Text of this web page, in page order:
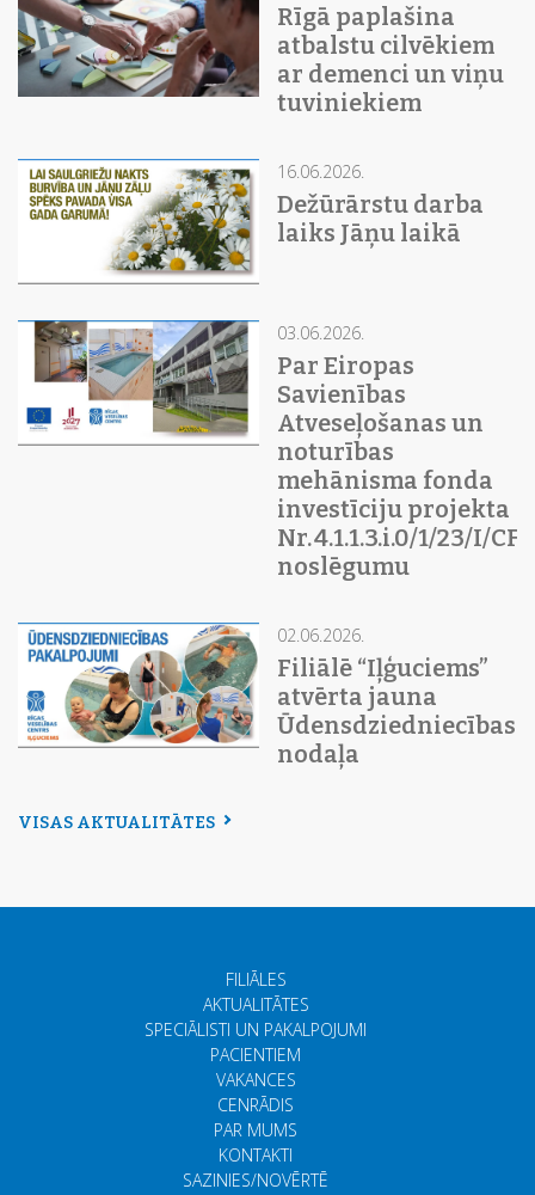
Rīgā paplašina
atbalstu cilvēkiem
ar demenci un viņu
tuviniekiem
16.06.2026.
Dežūrārstu darba
laiks Jāņu laikā
03.06.2026.
Par Eiropas
Savienības
Atveseļošanas un
noturības
mehānisma fonda
investīciju projekta
Nr. 4.1.1.3.i.0/1/23/I/
noslēgumu
02.06.2026.
Filiālē “Iļģuciems”
atvērta jauna
Ūdensdziedniecības
nodaļa
VISAS AKTUALITĀTES
FILIĀLES
AKTUALITĀTES
SPECIĀLISTI UN PAKALPOJUMI
PACIENTIEM
VAKANCES
CENRĀDIS
PAR MUMS
KONTAKTI
SAZINIES/NOVĒRTĒ